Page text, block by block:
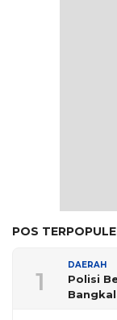
POS
1
DAERAH
Polisi